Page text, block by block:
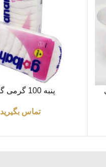
اطلاعات بیشتر
پنبه 100 گرمی گلبهار
تماس بگیرید